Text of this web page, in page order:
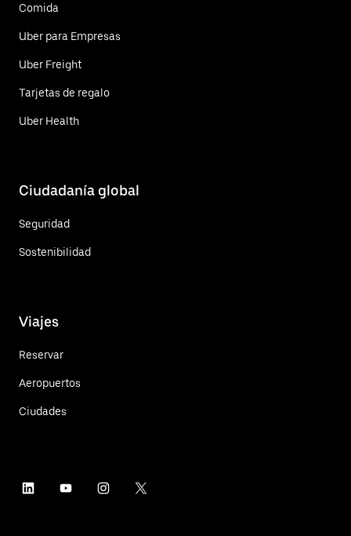
Comida
Uber para Empresas
Uber Freight
Tarjetas de regalo
Uber Health
Ciudadanía global
Seguridad
Sostenibilidad
Viajes
Reservar
Aeropuertos
Ciudades